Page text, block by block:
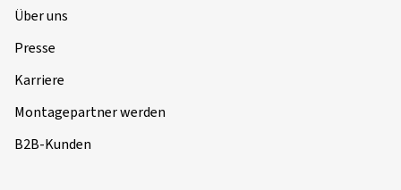
Über uns
Presse
Karriere
Montagepartner werden
B2B-Kunden